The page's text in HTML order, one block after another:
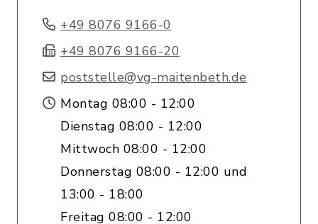
+49 8076 9166-0
+49 8076 9166-20
poststelle@vg-maitenbeth.de
Montag 08:00 - 12:00
Dienstag 08:00 - 12:00
Mittwoch 08:00 - 12:00
Donnerstag 08:00 - 12:00 und
13:00 - 18:00
Freitag 08:00 - 12:00